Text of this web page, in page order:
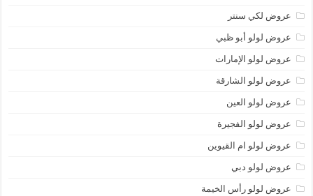
عروض لكي سنتر
عروض لولو أبو ظبي
عروض لولو الإمارات
عروض لولو الشارقة
عروض لولو العين
عروض لولو الفجيرة
عروض لولو ام القيوين
عروض لولو دبي
عروض لولو رأس الخيمة